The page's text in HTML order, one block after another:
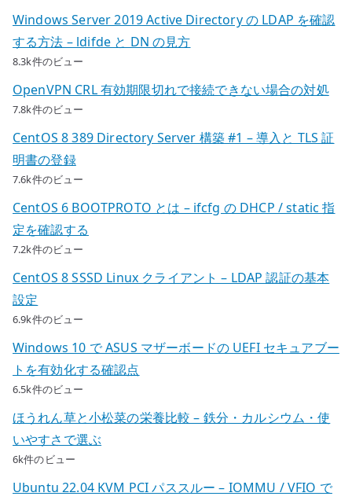
Windows Server 2019 Active Directory の LDAP を確認
する方法 – ldifde と DN の見方
8.3k件のビュー
OpenVPN CRL 有効期限切れで接続できない場合の対処
7.8k件のビュー
CentOS 8 389 Directory Server 構築 #1 – 導入と TLS 証
明書の登録
7.6k件のビュー
CentOS 6 BOOTPROTO とは – ifcfg の DHCP / static 指
定を確認する
7.2k件のビュー
CentOS 8 SSSD Linux クライアント – LDAP 認証の基本
設定
6.9k件のビュー
Windows 10 で ASUS マザーボードの UEFI セキュアブー
トを有効化する確認点
6.5k件のビュー
ほうれん草と小松菜の栄養比較 – 鉄分・カルシウム・使
いやすさで選ぶ
6k件のビュー
Ubuntu 22.04 KVM PCI パススルー – IOMMU / VFIO で